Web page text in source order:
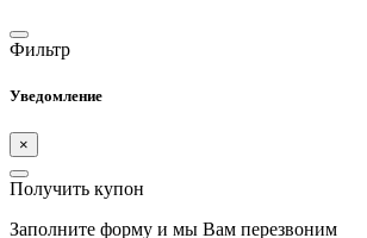
Фильтр
Уведомление
×
Получить купон
Заполните форму и мы Вам перезвоним